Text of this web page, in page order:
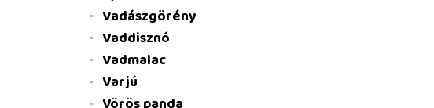
Vadászgörény
Vaddisznó
Vadmalac
Varjú